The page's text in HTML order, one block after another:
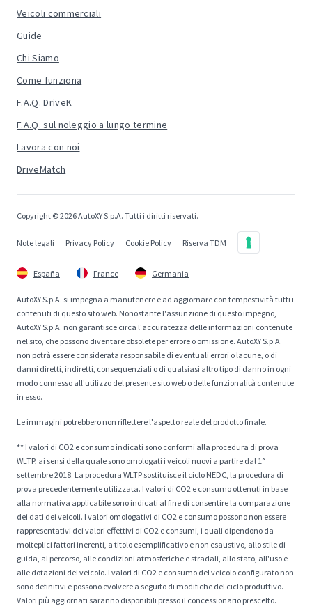
Veicoli commerciali
Guide
Chi Siamo
Come funziona
F.A.Q. DriveK
F.A.Q. sul noleggio a lungo termine
Lavora con noi
DriveMatch
Copyright © 2026 AutoXY S.p.A. Tutti i diritti riservati.
Note legali Privacy Policy Cookie Policy Riserva TDM
España France Germania
AutoXY S.p.A. si impegna a manutenere e ad aggiornare con tempestività tutti i
contenuti di questo sito web. Nonostante l'assunzione di questo impegno,
AutoXY S.p.A. non garantisce circa l'accuratezza delle informazioni contenute
nel sito, che possono diventare obsolete per errore o omissione. AutoXY S.p.A.
non potrà essere considerata responsabile di eventuali errori o lacune, o di
danni diretti, indiretti, consequenziali o di qualsiasi altro tipo di danno in ogni
modo connesso all'utilizzo del presente sito web o delle funzionalità contenute
in esso.
Le immagini potrebbero non riflettere l'aspetto reale del prodotto finale.
** I valori di CO2 e consumo indicati sono conformi alla procedura di prova
WLTP, ai sensi della quale sono omologati i veicoli nuovi a partire dal 1°
settembre 2018. La procedura WLTP sostituisce il ciclo NEDC, la procedura di
prova precedentemente utilizzata. I valori di CO2 e consumo ottenuti in base
alla normativa applicabile sono indicati al fine di consentire la comparazione
dei dati dei veicoli. I valori omologativi di CO2 e consumo possono non essere
rappresentativi dei valori effettivi di CO2 e consumi, i quali dipendono da
molteplici fattori inerenti, a titolo esemplificativo e non esaustivo, allo stile di
guida, al percorso, alle condizioni atmosferiche e stradali, allo stato, all'uso e
alle dotazioni del veicolo. I valori di CO2 e consumo del veicolo configurato non
sono definitivi e possono evolvere a seguito di modifiche del ciclo produttivo.
Valori più aggiornati saranno disponibili presso il concessionario prescelto.